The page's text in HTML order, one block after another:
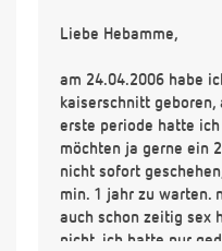
Liebe Hebamme,
am 24.04.2006 habe
kaiserschnitt geboren,
erste periode hatte
möchten ja gerne ein
nicht sofort
min. 1 jahr zu warten.
auch schon zeitig sex
nicht. ich hatte nur